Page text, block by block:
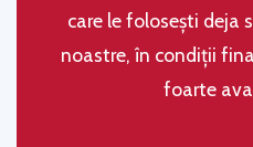
care le folosești deja
noastre, în condiţii
foarte